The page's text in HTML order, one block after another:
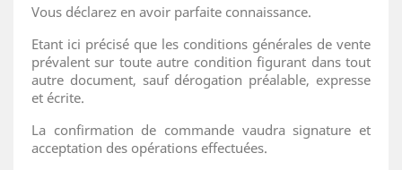
Vous déclarez en avoir parfaite connaissance.
Etant ici précisé que les conditions générales de vente
prévalent sur toute autre condition figurant dans tout
autre document, sauf dérogation préalable, expresse
et écrite.
La confirmation de commande vaudra signature et
acceptation des opérations effectuées.